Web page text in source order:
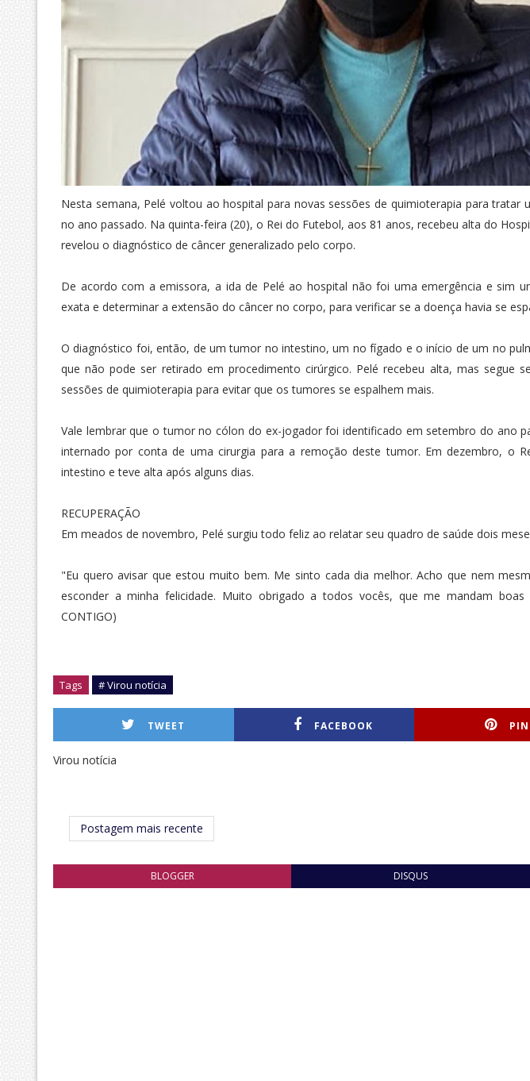
Nesta semana, Pelé voltou ao hospital para novas sessões de quimioterapia para
no ano passado. Na quinta-feira (20), o Rei do Futebol, aos 81 anos, recebeu alta do
revelou o diagnóstico de câncer generalizado pelo corpo.
De acordo com a emissora, a ida de Pelé ao hospital não foi uma emergência e sim
exata e determinar a extensão do câncer no corpo, para verificar se a doença havia se
O diagnóstico foi, então, de um tumor no intestino, um no fígado e o início de um no
que não pode ser retirado em procedimento cirúrgico. Pelé recebeu alta, mas segue
sessões de quimioterapia para evitar que os tumores se espalhem mais.
Vale lembrar que o tumor no cólon do ex-jogador foi identificado em setembro do ano
internado por conta de uma cirurgia para a remoção deste tumor. Em dezembro, o
intestino e teve alta após alguns dias.
RECUPERAÇÃO
Em meados de novembro, Pelé surgiu todo feliz ao relatar seu quadro de saúde dois
"Eu quero avisar que estou muito bem. Me sinto cada dia melhor. Acho que nem
esconder a minha felicidade. Muito obrigado a todos vocês, que me mandam boas
CONTIGO)
Tags # Virou notícia
TWEET FACEBOOK
Virou notícia
Postagem mais recente
BLOGGER DISQUS